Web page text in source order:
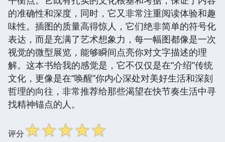
的准确性和深度，同时，它又非常注重阅读体验和趣
味性。插图的质量高得惊人，它们绝非简单的符号化
表达，而是充满了艺术想象力，每一幅图都像是一次
视觉的微型展览，能够瞬间点亮你对文字描述的理
解。这本书给我的感觉是，它不仅仅是在“介绍”传统
文化，更像是在“唤醒”你内心深处对美好生活和深刻
哲理的向往，非常推荐给那些渴望在快节奏生活中寻
找精神锚点的人。
评分☆☆☆☆☆